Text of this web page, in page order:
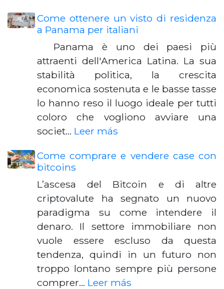
Come ottenere un visto di residenza
a Panama per italiani
Panama è uno dei paesi più
attraenti dell'America Latina. La sua
stabilità politica, la crescita
economica sostenuta e le basse tasse
lo hanno reso il luogo ideale per tutti
coloro che vogliono avviare una
societ… Leer más
Come comprare e vendere case con
bitcoins
L’ascesa del Bitcoin e di altre
criptovalute ha segnato un nuovo
paradigma su come intendere il
denaro. Il settore immobiliare non
vuole essere escluso da questa
tendenza, quindi in un futuro non
troppo lontano sempre più persone
comprer… Leer más